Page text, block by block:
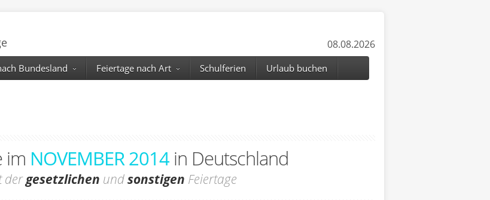
08.08.2026
Bundesland Feiertage nach Art Schulferien Urlaub buchen
im NOVEMBER 2014in Deutschland
dergesetzlichen undsonstigen Feiertage